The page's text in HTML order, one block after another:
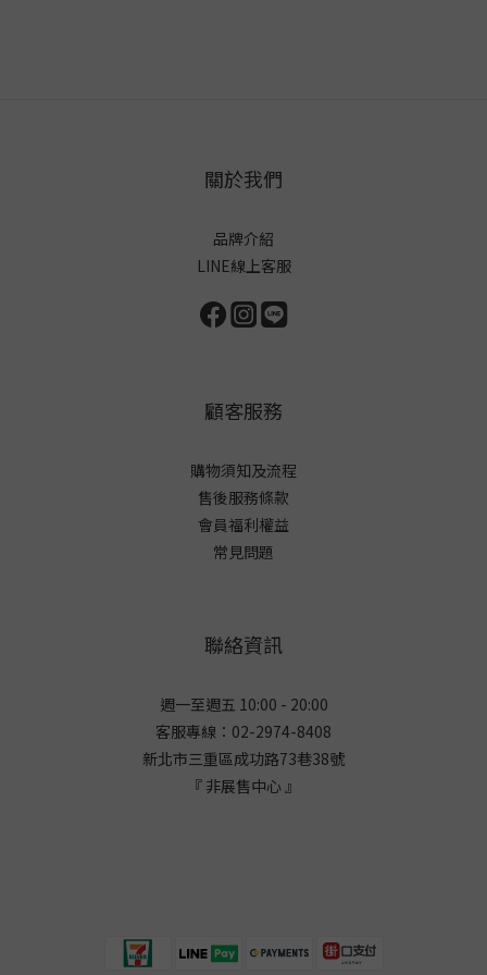
關於我們
品牌介紹
LINE線上客服
顧客服務
購物須知及流程
售後服務條款
會員福利權益
常見問題
聯絡資訊
週一至週五 10:00 - 20:00
客服專線：02-2974-8408
新北市三重區成功路73巷38號
『 非展售中心 』